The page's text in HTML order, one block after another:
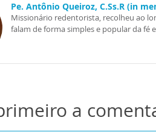
Pe. Antônio Queiroz, C.Ss.R (in
Missionário redentorista, recolheu ao
falam de forma simples e popular da fé
a